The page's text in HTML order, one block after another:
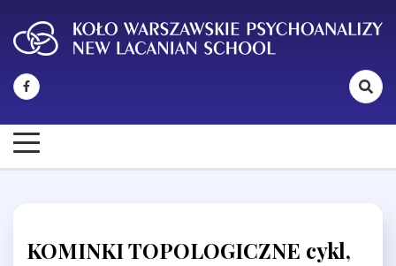
to
content
Koło Warszawskie Psychoanalizy
KOMINKI TOPOLOGICZNE cykl,